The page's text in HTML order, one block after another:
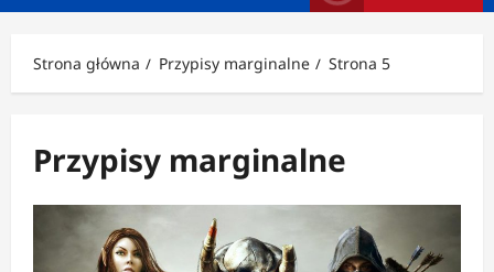
Strona główna Przypisy marginalne Strona 5
Przypisy marginalne